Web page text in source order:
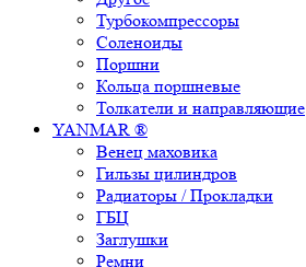
Турбокомпрессоры
Соленоиды
Поршни
Кольца поршневые
Толкатели и направляющие
YANMAR ®
Венец маховика
Гильзы цилиндров
Радиаторы / Прокладки
ГБЦ
Заглушки
Ремни